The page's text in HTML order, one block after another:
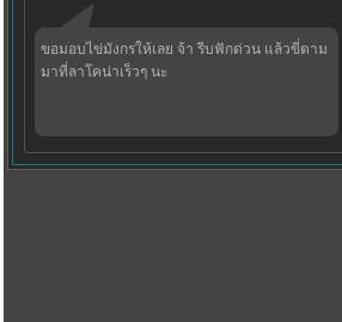
ขอมอบไข่มังกรให้เลย จ้า รีบฟักด่วน แล้วขี่ตาม
มาที่ลาโคน่าเร็วๆ นะ